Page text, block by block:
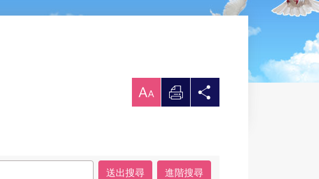
放 列
進階搜尋